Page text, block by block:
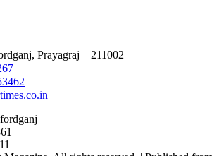
Prayagraj – 211002